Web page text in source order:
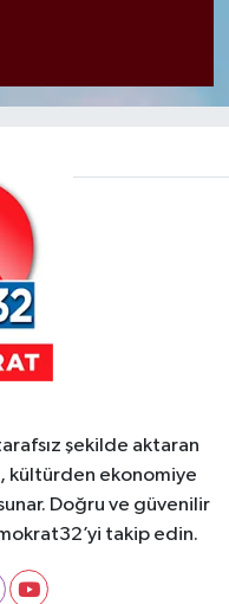
şekilde aktaran
kültürden ekonomiye
Doğru ve güvenilir
takip edin.